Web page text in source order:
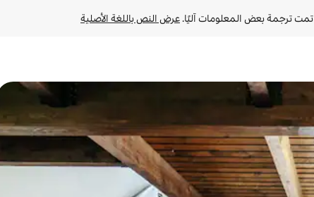
تمت ترجمة بعض المعلومات آليًا. عرض النص باللغة الأصلية